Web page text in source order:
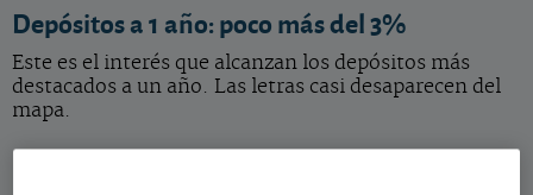
Depósitos a 1 año: poco más del 3%
Este es el interés que alcanzan los depósitos más
destacados a un año. Las letras casi desaparecen del
mapa.